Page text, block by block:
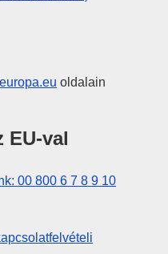
europa.eu oldalain
EU-val
00 800 6 7 8 9 10